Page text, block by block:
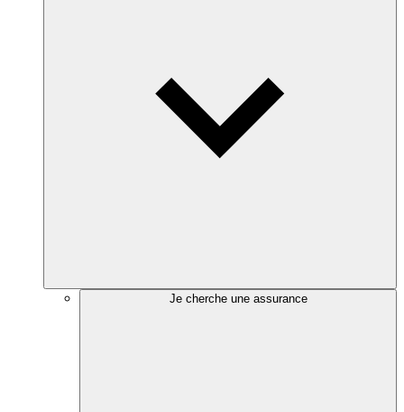
Je cherche une assurance